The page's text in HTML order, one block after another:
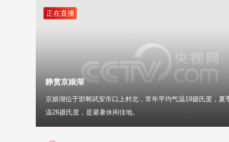
正在直播
静赏京娘湖
京娘湖位于邯郸武安市口上村北，常年平均气温19摄氏度，夏
温26摄氏度，是避暑休闲佳地。